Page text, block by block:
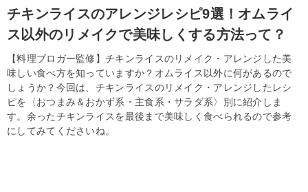
チキンライスのアレンジレシピ9選！オムライ
ス以外のリメイクで美味しくする方法って？
【料理ブロガー監修】チキンライスのリメイク・アレンジした美
味しい食べ方を知っていますか？オムライス以外に何があるので
しょうか？今回は、チキンライスのリメイク・アレンジしたレシ
ピを〈おつまみ＆おかず系・主食系・サラダ系〉別に紹介しま
す。余ったチキンライスを最後まで美味しく食べられるので参考
にしてみてくださいね。